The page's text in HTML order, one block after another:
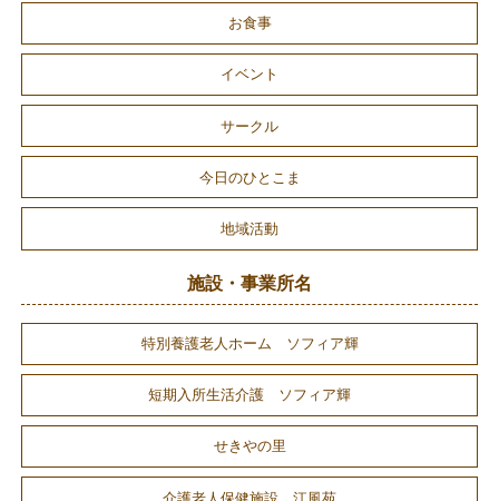
お食事
イベント
サークル
今日のひとこま
地域活動
施設・事業所名
特別養護老人ホーム ソフィア輝
短期入所生活介護 ソフィア輝
せきやの里